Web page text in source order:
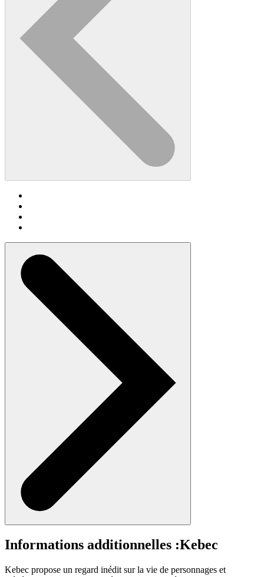
Informations additionnelles :Kebec
Kebec propose un regard inédit sur la vie de personnages et